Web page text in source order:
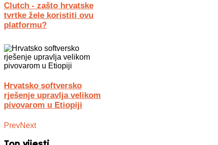
Clutch - zašto hrvatske
tvrtke žele koristiti ovu
platformu?
Hrvatsko softversko
rješenje upravlja velikom
pivovarom u Etiopiji
PrevNext